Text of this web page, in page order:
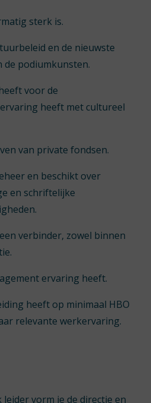
sterk is.
en de nieuwste
podiumkunsten.
voor de
heeft met cultureel
van private fondsen.
en beschikt over
en schriftelijke
verbinder, zowel binnen
ervaring heeft.
heeft op minimaal HBO
relevante werkervaring.
vorm je de directie en